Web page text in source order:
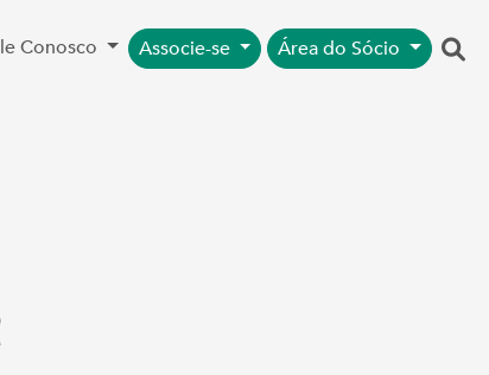
Conosco Associe-se Área do Sócio